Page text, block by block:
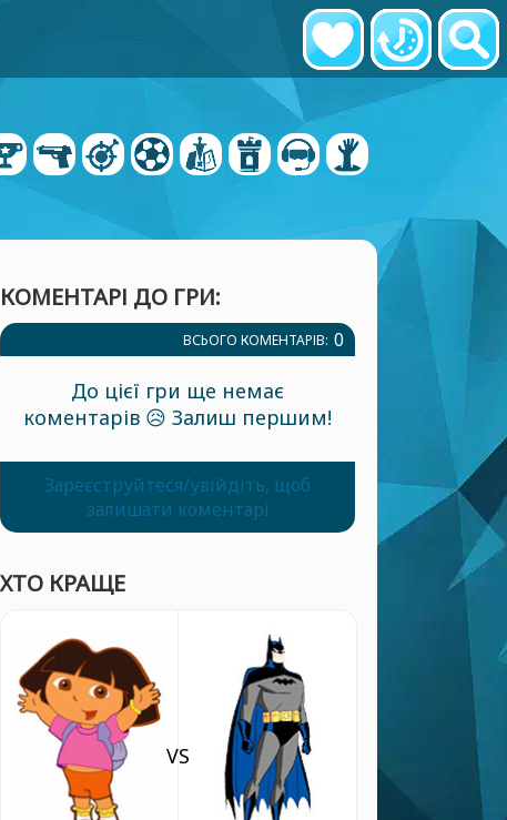
КОМЕНТАРІ ДО ГРИ:
ВСЬОГО КОМЕНТАРІВ: 0
До цієї гри ще немає
коментарів 😥 Залиш першим!
Зареєструйтеся/увійдіть, щоб
залишати коментарі
ХТО КРАЩЕ
VS